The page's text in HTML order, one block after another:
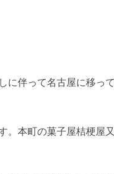
伴って名古屋に移って
。本町の菓子屋桔梗屋